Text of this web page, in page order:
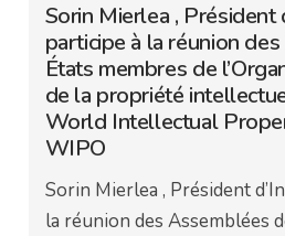
Sorin Mierlea , Président
participe à la réunion
États membres de
de la propriété
World Intellectual
WIPO
Sorin Mierlea , Président
la réunion des Assemblées